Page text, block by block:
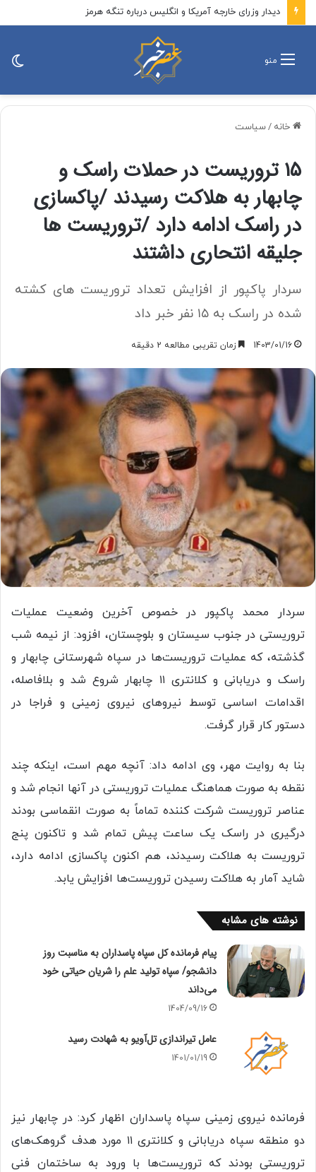
ایران را همه مردم نگه داشتند، نه فقط کسانی که در خیابان بودند
منو
خانه /سیاست
۱۵ تروریست در حملات راسک و
چابهار به هلاکت رسیدند /پاکسازی
در راسک ادامه دارد /تروریست ها
جلیقه انتحاری داشتند
سردار پاکپور از افزایش تعداد تروریست های کشته
شده در راسک به ۱۵ نفر خبر داد
1403/01/16 زمان تقریبی مطالعه 2 دقیقه
سردار محمد پاکپور در خصوص آخرین وضعیت عملیات
تروریستی در جنوب سیستان و بلوچستان، افزود: از نیمه شب
گذشته، که عملیات تروریست‌ها در سپاه شهرستانی چابهار و
راسک و دریابانی و کلانتری ۱۱ چابهار شروع شد و بلافاصله،
اقدامات اساسی توسط نیروهای نیروی زمینی و فراجا در
دستور کار قرار گرفت.
بنا به روایت مهر، وی ادامه داد: آنچه مهم است، اینکه چند
نقطه به صورت هماهنگ عملیات تروریستی در آنها انجام شد و
عناصر تروریست شرکت کننده تماماً به صورت انقماسی بودند
درگیری در راسک یک ساعت پیش تمام شد و تاکنون پنج
تروریست به هلاکت رسیدند، هم اکنون پاکسازی ادامه دارد،
شاید آمار به هلاکت رسیدن تروریست‌ها افزایش یابد.
نوشته های مشابه
پیام فرمانده کل سپاه پاسداران به مناسبت روز
دانشجو/ سپاه تولید علم را شریان حیاتی خود
می‌داند
1404/09/16
عامل تیراندازی تل‌آویو به شهادت رسید
1401/01/19
فرمانده نیروی زمینی سپاه پاسداران اظهار کرد: در چابهار نیز
دو منطقه سپاه دریابانی و کلانتری ۱۱ مورد هدف گروهک‌های
تروریستی بودند که تروریست‌ها با ورود به ساختمان فنی